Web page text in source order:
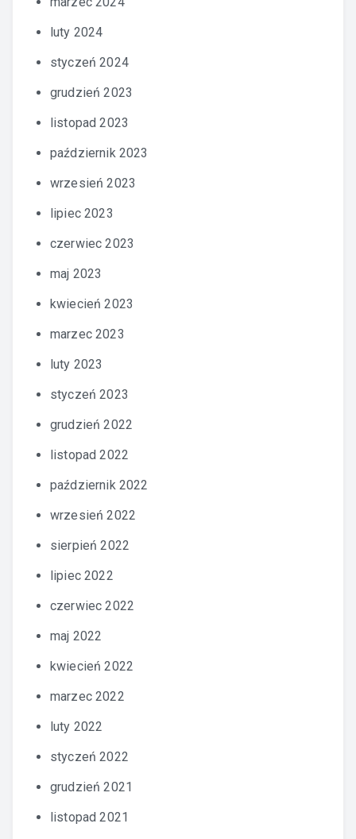
luty 2024
styczeń 2024
grudzień 2023
listopad 2023
październik 2023
wrzesień 2023
lipiec 2023
czerwiec 2023
maj 2023
kwiecień 2023
marzec 2023
luty 2023
styczeń 2023
grudzień 2022
listopad 2022
październik 2022
wrzesień 2022
sierpień 2022
lipiec 2022
czerwiec 2022
maj 2022
kwiecień 2022
marzec 2022
luty 2022
styczeń 2022
grudzień 2021
listopad 2021